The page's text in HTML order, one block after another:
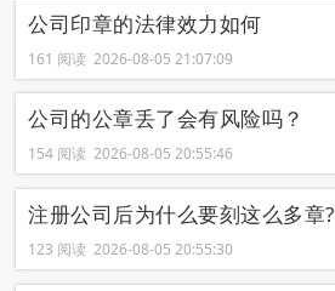
公司印章的法律效力如何
161 阅读 2026-08-05 21:07:09
公司的公章丢了会有风险吗？
154 阅读 2026-08-05 20:55:46
注册公司后为什么要刻这么多章?
123 阅读 2026-08-05 20:55:30